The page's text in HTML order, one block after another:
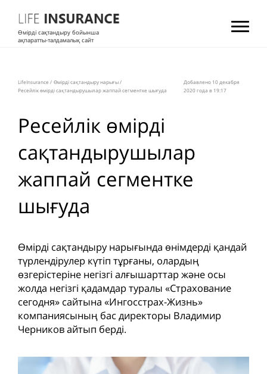
Өмірді сақтандыру бойынша
ақпаратты-талдамалық сайт
LifeInsurance / Өмірді сақтандыру нарығы/
Ресейлік өмірді сақтандырушылар жаппай сегментке шығуда
Добавлено 10 декабря
2020 года в 19:17
Ресейлік өмірді
сақтандырушылар
жаппай сегментке
шығуда
Өмірді сақтандыру нарығында өнімдерді қандай
түрлендірулер күтіп тұрғаны, олардың
өзгерістеріне негізгі алғышарттар және осы
жолда негізгі қадамдар туралы «Страхование
сегодня» сайтына «Ингосстрах-Жизнь»
компаниясының бас директоры Владимир
Черников айтып берді.